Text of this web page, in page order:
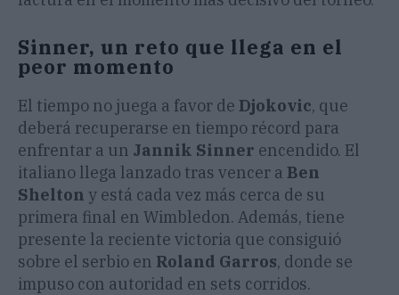
Sinner, un reto que llega en el
peor momento
El tiempo no juega a favor de Djokovic, que
deberá recuperarse en tiempo récord para
enfrentar a un Jannik Sinner encendido. El
italiano llega lanzado tras vencer a Ben
Shelton y está cada vez más cerca de su
primera final en Wimbledon. Además, tiene
presente la reciente victoria que consiguió
sobre el serbio en Roland Garros, donde se
impuso con autoridad en sets corridos.